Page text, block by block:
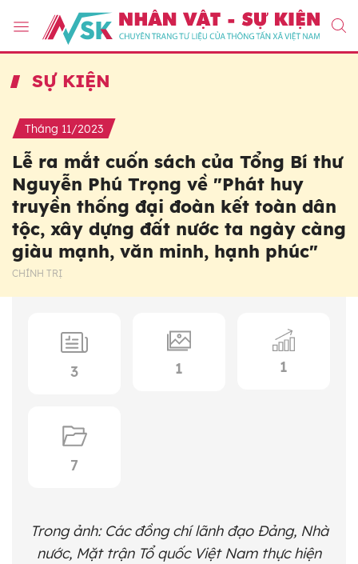
SỰ KIỆN
Tháng 11/2023
Lễ ra mắt cuốn sách của Tổng Bí thư
Nguyễn Phú Trọng về "Phát huy
truyền thống đại đoàn kết toàn dân
tộc, xây dựng đất nước ta ngày càng
giàu mạnh, văn minh, hạnh phúc"
CHÍNH TRỊ
3 1 1
7
Trong ảnh: Các đồng chí lãnh đạo Đảng, Nhà
nước, Mặt trận Tổ quốc Việt Nam thực hiện